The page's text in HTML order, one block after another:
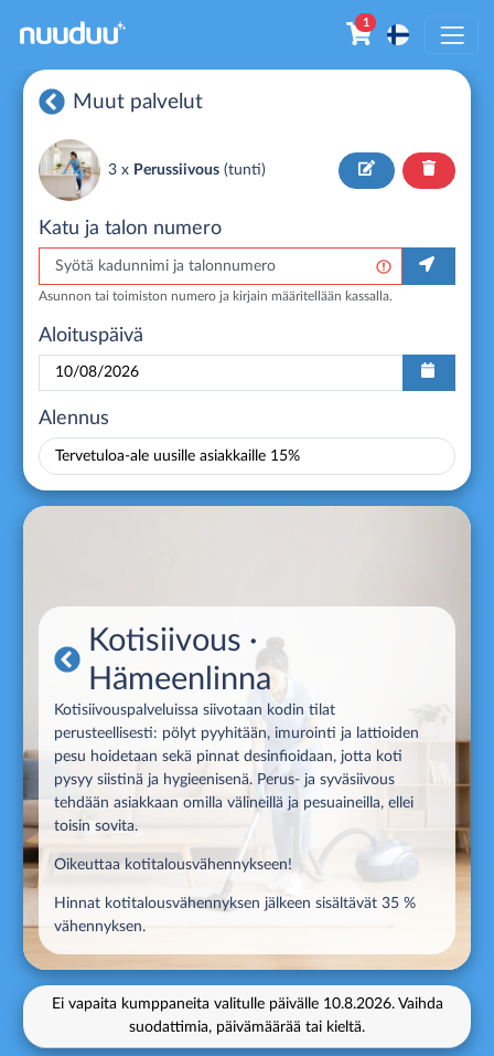
1
Muut palvelut
3 x Perussiivous (tunti)
Katu ja talon numero
Asunnon tai toimiston numero ja kirjain määritellään kassalla.
Aloituspäivä
Alennus
Kotisiivous ·
Hämeenlinna
Kotisiivouspalveluissa siivotaan kodin tilat
perusteellisesti: pölyt pyyhitään, imurointi ja lattioiden
pesu hoidetaan sekä pinnat desinfioidaan, jotta koti
pysyy siistinä ja hygieenisenä. Perus- ja syväsiivous
tehdään asiakkaan omilla välineillä ja pesuaineilla, ellei
toisin sovita.
Oikeuttaa kotitalousvähennykseen!
Hinnat kotitalousvähennyksen jälkeen sisältävät 35 %
vähennyksen.
Ei vapaita kumppaneita valitulle päivälle10.8.2026. Vaihda
suodattimia, päivämäärää tai kieltä.